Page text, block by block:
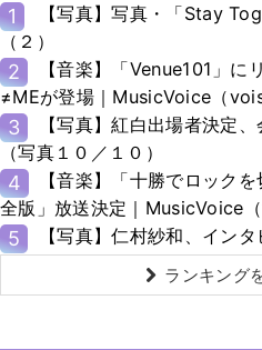
1
【写真】写真・「Stay
（２）
2
【音楽】「Venue101」に
≠MEが登場｜MusicVoice（vois
3
【写真】紅白出場者決定
（写真１０／１０）
4
【音楽】「十勝でロック
全版」放送決定｜MusicVoice
5 【写真】仁村紗和、インタ
ランキング